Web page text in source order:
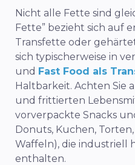
Nicht alle Fette sind
Fette” bezieht sich auf
Transfette oder
sich typischerweise in
und Fast Food als
Haltbarkeit. Achten Sie
und frittierten
vorverpackte Snacks
Donuts, Kuchen, Torten,
Waffeln), die industriell
enthalten.